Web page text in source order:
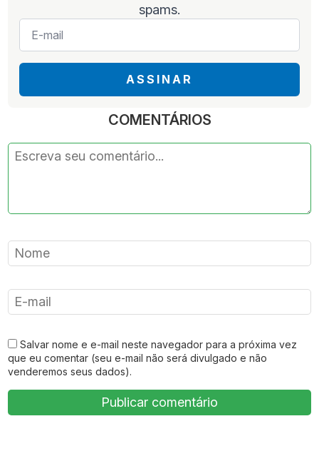
spams.
E-
mail
ASSINAR
COMENTÁRIOS
Salvar nome e e-mail neste navegador para a próxima vez
que eu comentar (seu e-mail não será divulgado e não
venderemos seus dados).